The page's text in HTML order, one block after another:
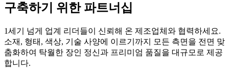
구축하기 위한 파트너십
1세기 넘게 업계 리더들이 신뢰해 온 제조업체와 협력하세요.
소재, 형태, 색상, 기술 사양에 이르기까지 모든 측면을 전면 맞
춤화하여 탁월한 장인 정신과 프리미엄 품질을 대규모로 제공
합니다.